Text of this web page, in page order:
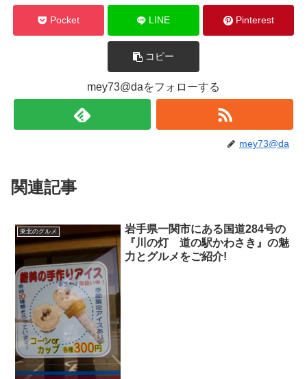
Pocket LINE Pinterest
コピー
mey73@daをフォローする
mey73@da
関連記事
東北のグルメ
岩手県一関市にある国道284号の
『川の灯 道の駅かわさき』の魅
力とグルメをご紹介!